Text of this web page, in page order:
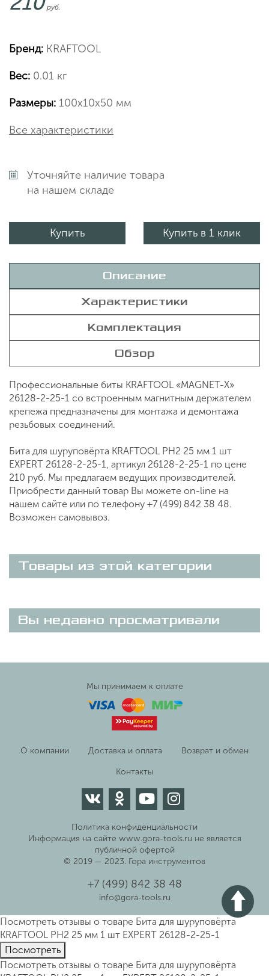
руб.
Бренд: KRAFTOOL
Вес: 0.01 кг
Размеры: 100х10х50 мм
Все характеристики
Уточняйте наличие товара
на нашем складе
Купить Купить в 1 клик
Описание
Характеристики
Комплектация
Обзор
Профессиональные биты KRAFTOOL «MAGNET-X»
26128-2-25-1 со встроенным магнитным держателем
крепежа предназначены для монтажа и демонтажа
резьбовых соединений.
Бита для шуруповёрта KRAFTOOL PH2 25 мм 1 шт
ЕХPERT 26128-2-25-1, артикул 26128-2-25-1 по цене
210 руб. Мы предлагаем ведущих производителей.
Приобрести данный товар Вы можете on-line на
нашем сайте или по телефону +7 (499) 842 38 48.
Возможен самовывоз.
Товары из этой категории
Вы недавно просматривали
Мы принимаем к оплате
О компании Доставка и оплата Возврат и обмен
Контакты
Политика конфиденциальности
Информация на сайте www.gora-tools.ru не является
публичной офертой
© 2019 — 2023. Гора инструментов
+7 (499) 842 38 48
info@gora-tools.ru
Посмотреть отзывы о товаре Бита для шуруповёрта
KRAFTOOL PH2 25 мм 1 шт ЕХPERT 26128-2-25-1
Пocмотpеть
Посмотреть отзывы о товаре Бита для шуруповёрта